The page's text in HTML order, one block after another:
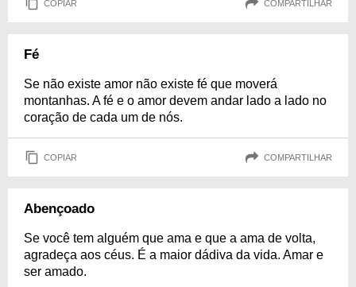
COPIAR COMPARTILHAR
Fé
Se não existe amor não existe fé que moverá
montanhas. A fé e o amor devem andar lado a lado no
coração de cada um de nós.
COPIAR COMPARTILHAR
Abençoado
Se você tem alguém que ama e que a ama de volta,
agradeça aos céus. É a maior dádiva da vida. Amar e
ser amado.